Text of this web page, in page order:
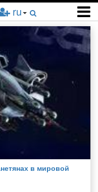
ru
в мировой